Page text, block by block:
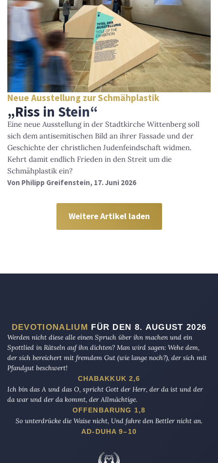
Neue Ausstellung zur Schmähplastik
„Riss in Stein“
Eine neue Ausstellung in der Stadtkirche Wittenberg soll
sich dem antisemitischen Bild an ihrer Fassade und der
Geschichte der christlichen Judenfeindschaft widmen.
Kehrt damit endlich Frieden in den Streit um die
Schmähplastik ein?
Von Philipp Greifenstein, 17. Juni 2026
Weitere Artikel laden
DEVOTIONALIUM FÜR DEN 8. AUGUST 2026
Werden nicht diese alle einen Spruch über ihn machen und ein
Spottlied in Rätseln auf ihn dichten? Man wird sagen: Wehe dem,
der sich bereichert mit fremdem Gut (wie lange noch?), der sich mit
Pfandgut beschwert!
CHABAKKUK 2,6
Ich bin das A und das O, spricht Gott der Herr, der da ist und der
da war und der da kommt, der Allmächtige.
OFFENBARUNG 1,8
So unterdrücke die Waise nicht, Und fahre den Bettler nicht an.
AD-DUHA 9–10